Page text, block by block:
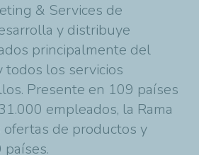
& Services de
y distribuye
principalmente del
todos los servicios
Presente en 109 países
empleados, la Rama
ofertas de productos y